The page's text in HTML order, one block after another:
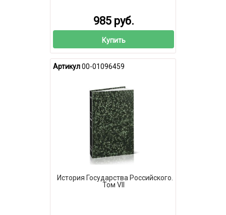
985 руб.
Купить
Артикул00-01096459
История Государства Российского.
Том VII